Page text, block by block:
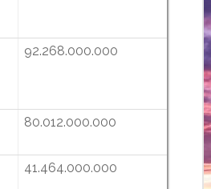
92.268.000.000
80.012.000.000
41.464.000.000